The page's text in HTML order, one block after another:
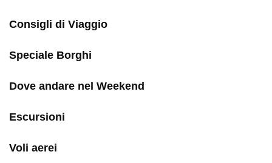
Consigli di Viaggio
Speciale Borghi
Dove andare nel Weekend
Escursioni
Voli aerei